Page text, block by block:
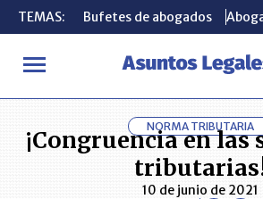
TEMAS: Bufetes de abogados
INICIO ANÁLISIS DIEGO MÁRQUEZ
TEMAS: Bufetes de abogados
NORMA TRIBUTARIA
¡Congruencia en las
10 de junio de 2021